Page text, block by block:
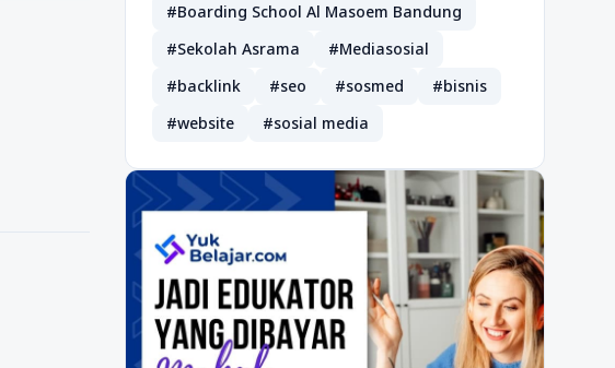
#Boarding School Al Masoem Bandung
#Sekolah Asrama
#Mediasosial
#backlink
#seo #sosmed
#bisnis
#website
#sosial media